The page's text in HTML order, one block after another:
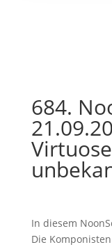
684.
In diesem
Die